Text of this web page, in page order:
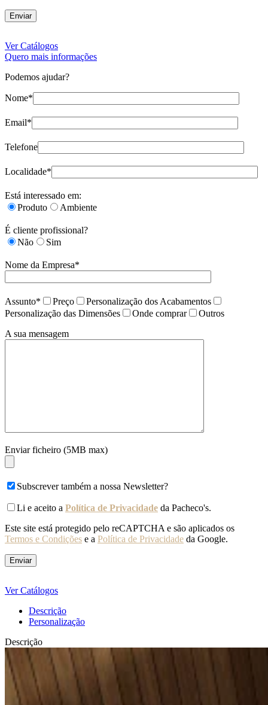
Ver Catálogos
Quero mais informações
Podemos ajudar?
Nome*
Email*
Telefone
Localidade*
Está interessado em:
Produto
Ambiente
É cliente profissional?
Não
Sim
Nome da Empresa*
Assunto* Preço
Personalização dos Acabamentos
Personalização das Dimensões
Onde comprar
Outros
A sua mensagem
Enviar ficheiro (5MB max)
Subscrever também a nossa Newsletter?
Li e aceito a Política de Privacidade da Pacheco's.
Este site está protegido pelo reCAPTCHA e são aplicados os
Termos e Condições e a Política de Privacidade da Google.
Ver Catálogos
Descrição
Personalização
Descrição